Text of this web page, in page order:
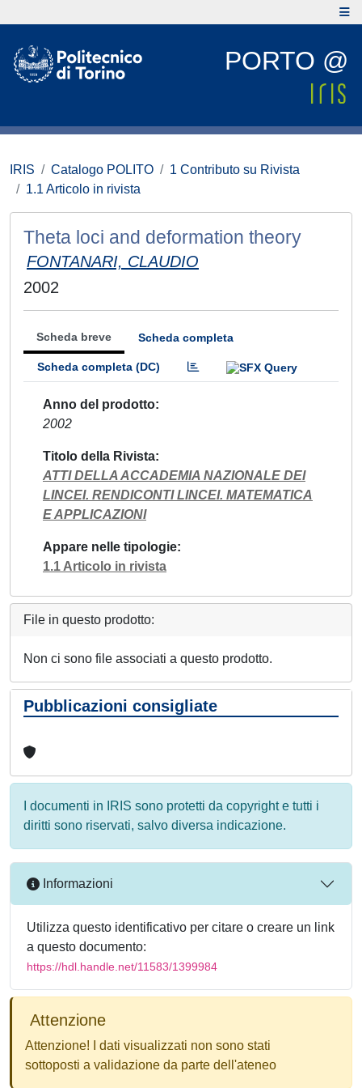
PORTO @
IRIS Catalogo POLITO
1 Contributo su Rivista
1.1 Articolo in rivista
Theta loci and deformation theory
FONTANARI, CLAUDIO
2002
Scheda breve Scheda completa
Scheda completa (DC)
Anno del prodotto
2002
Titolo della Rivista
ATTI DELLA ACCADEMIA NAZIONALE DEI
LINCEI. RENDICONTI LINCEI. MATEMATICA
E APPLICAZIONI
Appare nelle tipologie
1.1 Articolo in rivista
File in questo prodotto:
Non ci sono file associati a questo prodotto.
Pubblicazioni consigliate
I documenti in IRIS sono protetti da copyright e tutti i
diritti sono riservati, salvo diversa indicazione.
Informazioni
Utilizza questo identificativo per citare o creare un link
a questo documento:
https://hdl.handle.net/11583/1399984
Attenzione
Attenzione! I dati visualizzati non sono stati
sottoposti a validazione da parte dell'ateneo